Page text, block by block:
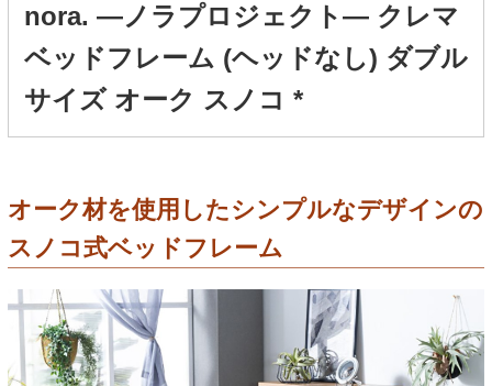
nora. ―ノラプロジェクト― クレマ
ベッドフレーム (ヘッドなし) ダブル
サイズ オーク スノコ *
オーク材を使用したシンプルなデザインの
スノコ式ベッドフレーム